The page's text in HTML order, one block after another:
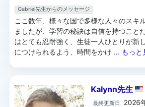
Gabriel先生からのメッセージ
ここ数年、様々な国で多様な人々のスキ
ましたが、学習の秘訣は自信を持つこと
はとても忍耐強く、生徒一人ひとりが新
につけられるよう、時間をかけ ... もっと
Kalynn先生
最終更新日 2026